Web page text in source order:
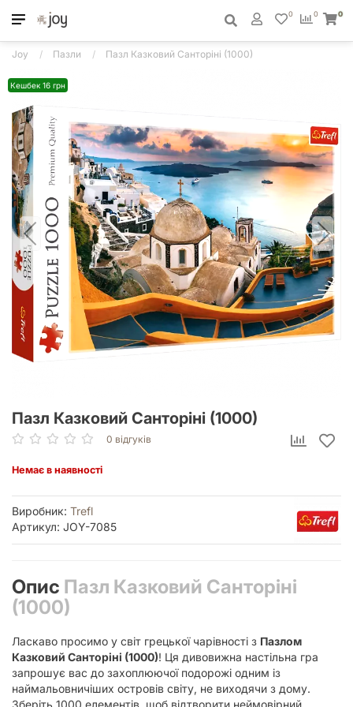
0
0 0
Joy Пазли Пазл Казковий Санторіні (1000)
Кешбек 16 грн
Пазл Казковий Санторіні (1000)
0 відгуків
Немає в наявності
Виробник: Trefl
Артикул: JOY-7085
Опис Пазл Казковий Санторіні
(1000)
Ласкаво просимо у світ грецької чарівності з Пазлом
Казковий Санторіні (1000)! Ця дивовижна настільна гра
запрошує вас до захоплюючої подорожі одним із
наймальовничіших островів світу, не виходячи з дому.